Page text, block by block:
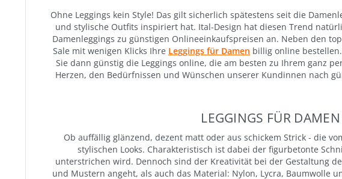
Ohne Leggings kein Style! Das gilt sicherlich spätestens seit die
und stylische Outfits inspiriert hat. Ital-Design hat diesen Trend
Damenleggings zu günstigen Onlineeinkaufspreisen an. Neben den
Sale mit wenigen Klicks Ihre Leggings für Damen billig online
Sie dann günstig die Leggings online, die am besten zu Ihrem ganz
Herzen, den Bedürfnissen und Wünschen unserer Kundinnen nach
LEGGINGS FÜR
Ob auffällig glänzend, dezent matt oder aus schickem Strick - die
stylischen Looks. Charakteristisch ist dabei der figurbetonte
unterstrichen wird. Dennoch sind der Kreativität bei der Gestaltung
und Mustern angeht, als auch das Material: Nylon, Lycra, Baumwolle